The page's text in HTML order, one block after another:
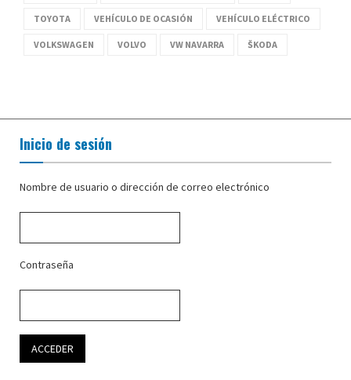
TOYOTA VEHÍCULO DE OCASIÓN VEHÍCULO ELÉCTRICO
VOLKSWAGEN VOLVO VW NAVARRA ŠKODA
Inicio de sesión
Nombre de usuario o dirección de correo electrónico
Contraseña